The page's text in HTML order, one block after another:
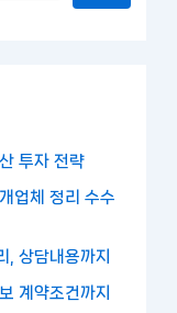
투자 전략
업체 정리 수수
, 상담내용까지
계약조건까지